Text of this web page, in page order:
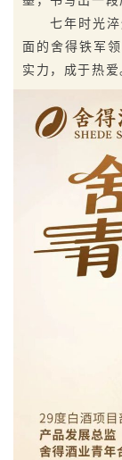
七年时光
面的舍得铁军
实力，成于热爱